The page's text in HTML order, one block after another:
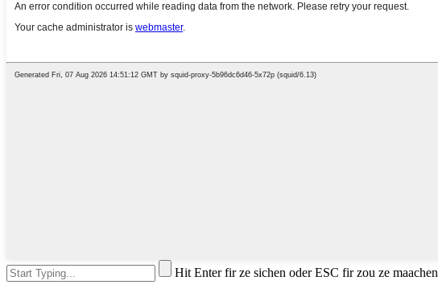
Hit Enter fir ze sichen oder ESC fir zou ze maachen